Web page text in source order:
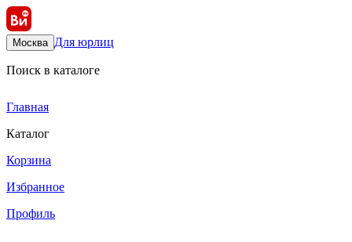
Москва Для юрлиц
Поиск в каталоге
Главная
Каталог
Корзина
Избранное
Профиль